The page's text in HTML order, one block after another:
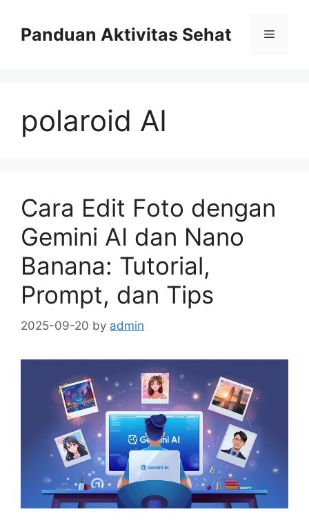
contentPanduan Aktivitas Sehat Menu
polaroid AI
Cara Edit Foto dengan
Gemini AI dan Nano
Banana: Tutorial,
Prompt, dan Tips
2025-09-20 by admin